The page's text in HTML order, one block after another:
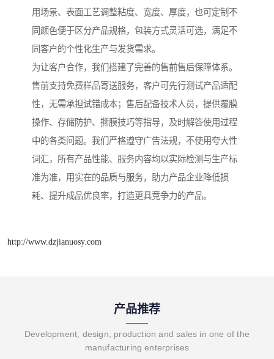
用场景、表面工艺调整粘度、宽度、厚度，也可定制不
同颜色便于区分产品规格，包装方式灵活可选，满足不
同客户的个性化生产与发货需求。
为让客户合作，我们搭建了完善的售前售后保障体系。
售前支持免费样品寄送服务，客户可先行测试产品适配
性，无需承担试错成本；售后配备技术人员，提供覆膜
操作、存储防护、撕膜技巧等指导，及时解答使用过程
中的各类问题。我们严格遵守广告法规，不使用夸大性
词汇，所有产品性能、服务内容均以实际检测与生产标
准为准，用实在的品质与服务，助力产品企业降低损
耗、提升成品优良率，打造更具竞争力的产品。
http://www.dzjianuosy.com
产品推荐
Development, design, production and sales in one of the
manufacturing enterprises